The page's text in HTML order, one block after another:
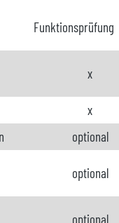
Funktionsprüfung
x
x
optional
optional
optional